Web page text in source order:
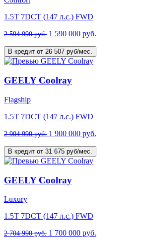
1.5T 7DCT (147 л.с.) FWD
2 594 990 руб. 1 590 000 руб.
В кредит от 26 507 руб/мес.
GEELY Coolray
Flagship
1.5T 7DCT (147 л.с.) FWD
2 904 990 руб. 1 900 000 руб.
В кредит от 31 675 руб/мес.
GEELY Coolray
Luxury
1.5T 7DCT (147 л.с.) FWD
2 704 990 руб. 1 700 000 руб.